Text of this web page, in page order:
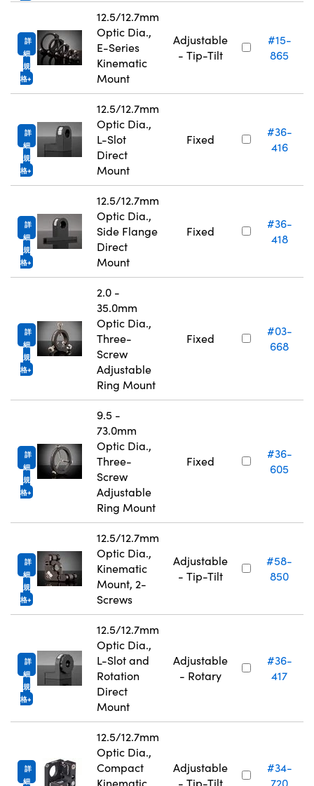
詳
細
規
格
12.5/12.7mm
Optic Dia.,
E-Series
Kinematic
Mount
Adjustable
- Tip-Tilt
#15-
865
詳
細
規
格
12.5/12.7mm
Optic Dia.,
L-Slot
Direct
Mount
Fixed
#36-
416
詳
細
規
格
12.5/12.7mm
Optic Dia.,
Side Flange
Direct
Mount
Fixed
#36-
418
詳
細
規
格
2.0 -
35.0mm
Optic Dia.,
Three-
Screw
Adjustable
Ring Mount
Fixed
#03-
668
詳
細
規
格
9.5 -
73.0mm
Optic Dia.,
Three-
Screw
Adjustable
Ring Mount
Fixed
#36-
605
詳
細
規
格
12.5/12.7mm
Optic Dia.,
Kinematic
Mount, 2-
Screws
Adjustable
- Tip-Tilt
#58-
850
詳
細
規
格
12.5/12.7mm
Optic Dia.,
L-Slot and
Rotation
Direct
Mount
Adjustable
- Rotary
#36-
417
詳
細
12.5/12.7mm
Optic Dia.,
Compact
Kinematic
Adjustable
- Tip-Tilt
#34-
720